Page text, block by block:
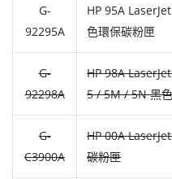
G-
92295A
HP 95A
色環保碳粉匣
G-
92298A
HP 98A
5 / 5M / 5N 黑
G-
C3900A
HP 00A
碳粉匣